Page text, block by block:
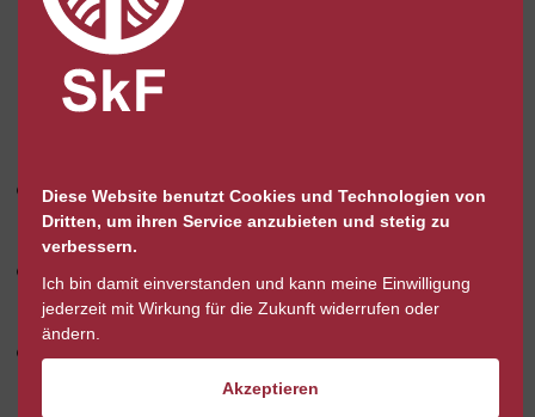
Beratungstermine können in den Räumen
des SkF Ems-Vechte oder außerhalb
stattfinden. Hier können Sie zum Beispiel:
eine Stabilisierung in der neuen
Lebenssituation erreichen
über aktuelle Beziehungen oder
Partnerschaften sprechen
die Einkommenssicherung besprechen
(Antragsstellung bei Ämtern,
Diese Website benutzt Cookies und Technologien von
Dritten, um ihren Service anzubieten und stetig zu
verbessern.
Ich bin damit einverstanden und kann meine Einwilligung
jederzeit mit Wirkung für die Zukunft widerrufen oder
ändern.
Akzeptieren